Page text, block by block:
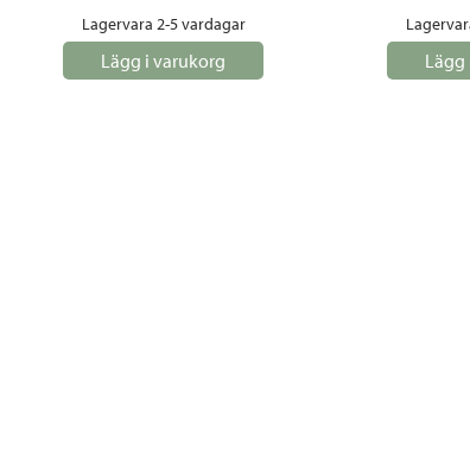
Lagervara 2-5 vardagar
Lägg i varukorg